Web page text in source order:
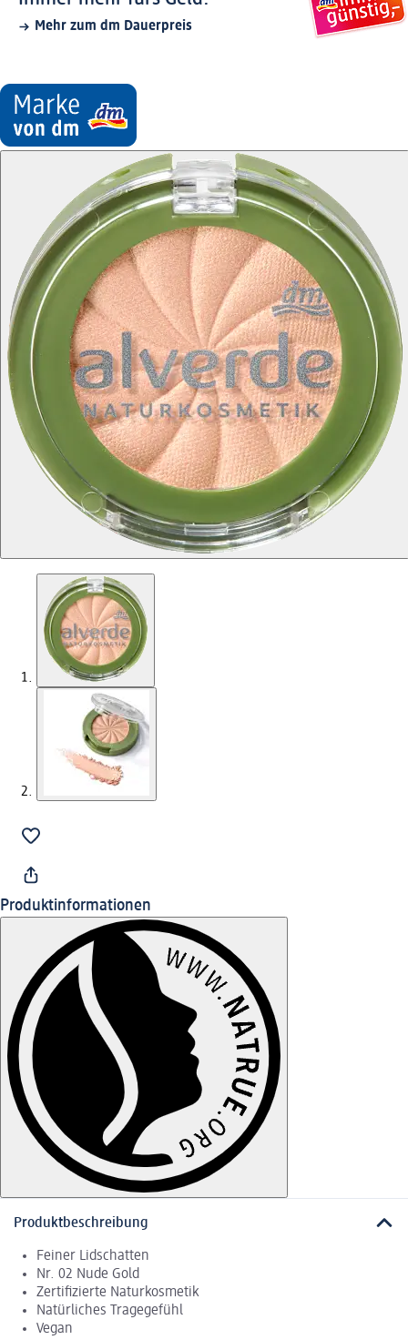
Mehr zum dm Dauerpreis
Produktinformationen
Produktbeschreibung
Feiner Lidschatten
Nr. 02 Nude Gold
Zertifizierte Naturkosmetik
Natürliches Tragegefühl
Vegan